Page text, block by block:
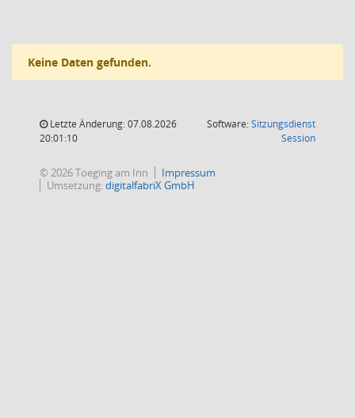
Keine Daten gefunden.
Letzte Änderung: 07.08.2026
20:01:10
Software:Sitzungsdienst
Session(Wird in
© 2026 Toeging am Inn
Impressum
Umsetzung:digitalfabriX GmbH